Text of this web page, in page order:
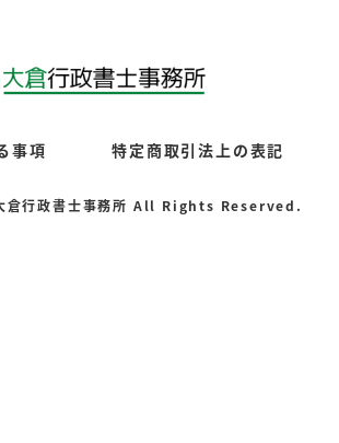
事項 特定商取引法上の表記
行政書士事務所 All Rights Reserved.